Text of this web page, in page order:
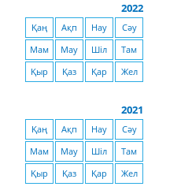
2022
Қаң Ақп Нау
Сәу
Мам
Мау Шіл
Там
Қыр
Қаз Қар Жел
2021
Қаң Ақп Нау
Сәу
Мам
Мау Шіл
Там
Қыр
Қаз Қар Жел